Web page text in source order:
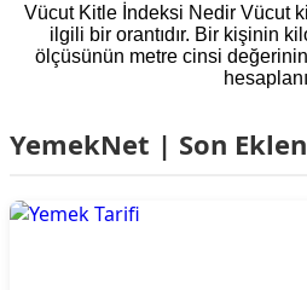
Vücut Kitle İndeksi Nedir Vücut
ilgili bir orantıdır. Bir kişinin
ölçüsünün metre cinsi
YemekNet | Son